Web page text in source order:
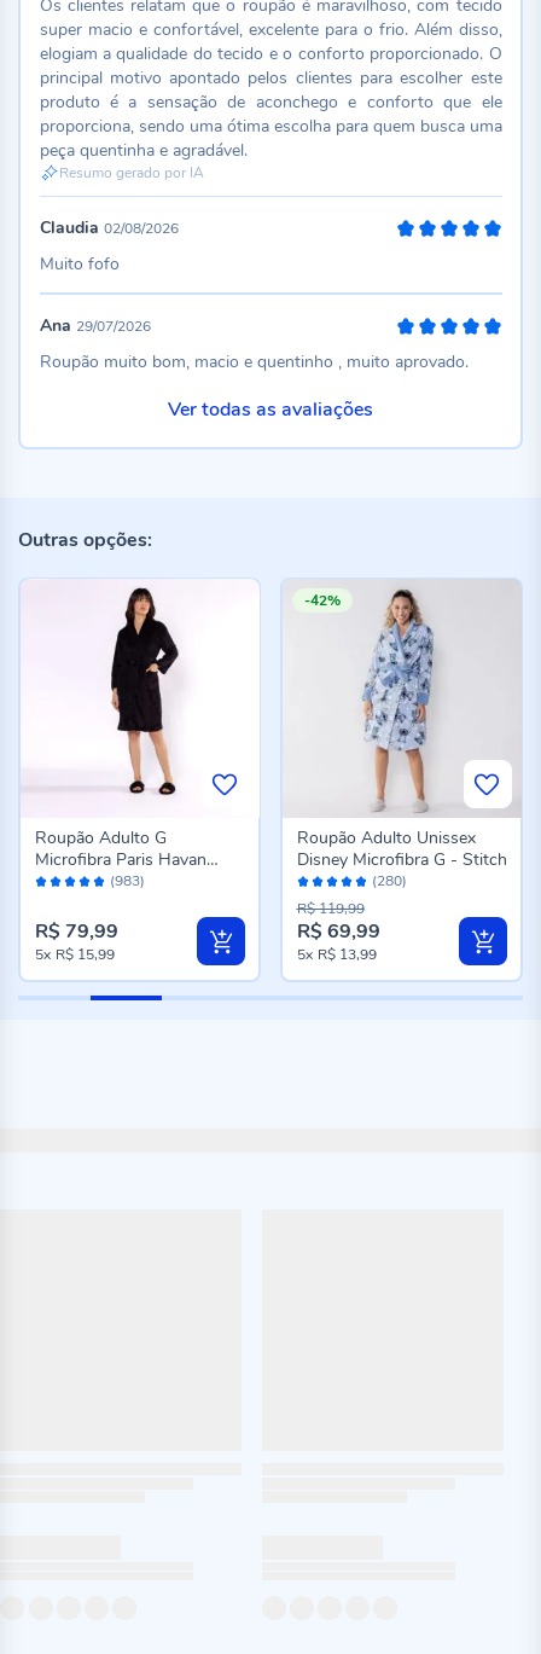
Os clientes relatam que o roupão é maravilhoso, com tecido
super macio e confortável, excelente para o frio. Além disso,
elogiam a qualidade do tecido e o conforto proporcionado. O
principal motivo apontado pelos clientes para escolher este
produto é a sensação de aconchego e conforto que ele
proporciona, sendo uma ótima escolha para quem busca uma
peça quentinha e agradável.
Resumo gerado por IA
Claudia 02/08/2026
Muito fofo
Ana 29/07/2026
Roupão muito bom, macio e quentinho , muito aprovado.
Ver todas as avaliações
Outras opções:
Avaliação: (983)
Roupão Adulto G
Microfibra Paris Havan
Casa - Carbono
R$ 79,99
5x R$ 15,99
-42%
Avaliação:
96%
(280)
Roupão Adulto Unissex
Disney Microfibra G - Stitch
Preço
especial
R$ 69,99
R$ 119,99
5x R$ 13,99